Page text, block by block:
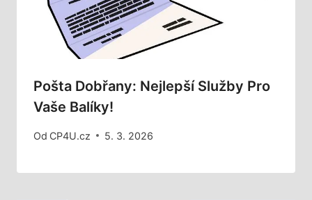
Pošta Dobřany: Nejlepší Služby Pro
Vaše Balíky!
Od CP4U.cz 5. 3. 2026